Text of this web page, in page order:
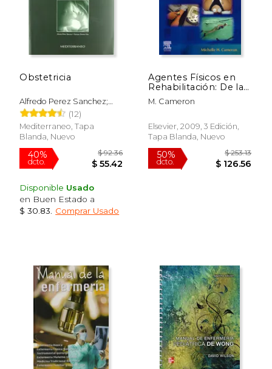
dcto.
Obstetricia
Alfredo Perez Sanchez;
Enrique Donoso Siña
(12)
Mediterraneo, Tapa
Blanda, Nuevo
Disponible Usado
en Buen Estado a
$ 30.83
Comprar Usado
Agentes Físicos en
Rehabilitación: De la
Investigación a la
Práctica, 3ª ed.
M. Cameron
Elsevier, 2009, 3 Edición,
Tapa Blanda, Nuevo